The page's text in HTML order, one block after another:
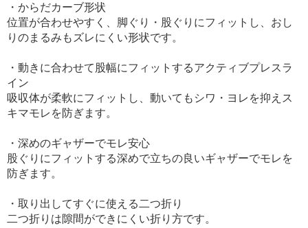
・からだカーブ形状
位置が合わせやすく、脚ぐり・股ぐりにフィットし、おし
りのまるみもズレにくい形状です。
・動きに合わせて股幅にフィットするアクティブプレスラ
イン
吸収体が柔軟にフィットし、動いてもシワ・ヨレを抑えス
キマモレを防ぎます。
・深めのギャザーでモレ安心
股ぐりにフィットする深めで立ちの良いギャザーでモレを
防ぎます。
・取り出してすぐに使える二つ折り
二つ折りは隙間ができにくい折り方です。